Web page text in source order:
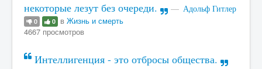
некоторые лезут без очереди.
Адольф Гитлер
0 0 в Жизнь и смерть
4667 просмотров
Интеллигенция - это отбросы общества.